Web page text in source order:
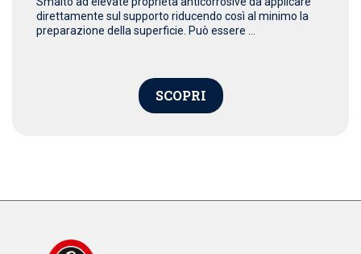
direttamente sul supporto riducendo così al minimo la
preparazione della superficie. Può essere ...
SCOPRI